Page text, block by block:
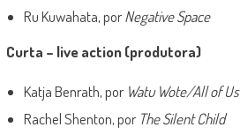
Ru Kuwahata, porNegative Space
Curta – live action (produtora)
Katja Benrath, por Watu Wote/All of Us
Rachel Shenton, por The Silent Child